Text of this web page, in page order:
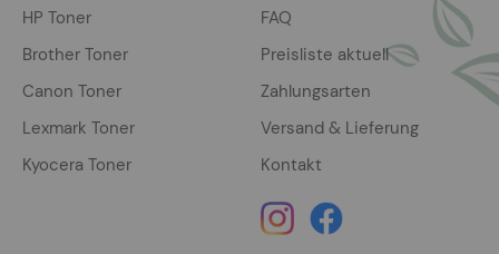
HP Toner
Brother Toner
Canon Toner
Lexmark Toner
Kyocera Toner
FAQ
Preisliste aktuell
Zahlungsarten
Versand & Lieferung
Kontakt